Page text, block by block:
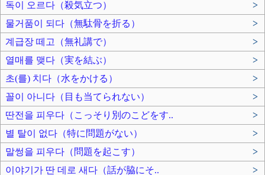
독이 오르다（殺気立つ）
>
물거품이 되다（無駄骨を折る）
>
계급장 떼고（無礼講で）
>
열매를 맺다（実を結ぶ）
>
초(를) 치다（水をかける）
>
꼴이 아니다（目も当てられない）
>
딴전을 피우다（こっそり別のこどをす..
>
별 탈이 없다（特に問題がない）
>
말썽을 피우다（問題を起こす）
>
이야기가 딴 데로 새다（話が脇にそ..
>